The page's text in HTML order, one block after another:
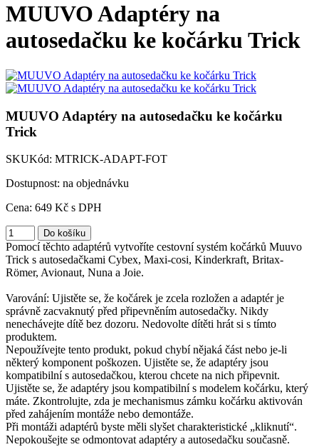
MUUVO Adaptéry na
autosedačku ke kočárku Trick
MUUVO Adaptéry na autosedačku ke kočárku
Trick
SKUKód: MTRICK-ADAPT-FOT
Dostupnost: na objednávku
Cena: 649 Kč s DPH
Pomocí těchto adaptérů vytvoříte cestovní systém kočárků Muuvo
Trick s autosedačkami Cybex, Maxi-cosi, Kinderkraft, Britax-
Römer, Avionaut, Nuna a Joie.
Varování: Ujistěte se, že kočárek je zcela rozložen a adaptér je
správně zacvaknutý před připevněním autosedačky. Nikdy
nenechávejte dítě bez dozoru. Nedovolte dítěti hrát si s tímto
produktem.
Nepoužívejte tento produkt, pokud chybí nějaká část nebo je-li
některý komponent poškozen. Ujistěte se, že adaptéry jsou
kompatibilní s autosedačkou, kterou chcete na nich připevnit.
Ujistěte se, že adaptéry jsou kompatibilní s modelem kočárku, který
máte. Zkontrolujte, zda je mechanismus zámku kočárku aktivován
před zahájením montáže nebo demontáže.
Při montáži adaptérů byste měli slyšet charakteristické „kliknutí“.
Nepokoušejte se odmontovat adaptéry a autosedačku současně.